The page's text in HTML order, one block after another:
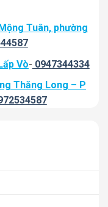
Tuân, phường
Vò- 0947344334
Thăng Long – P